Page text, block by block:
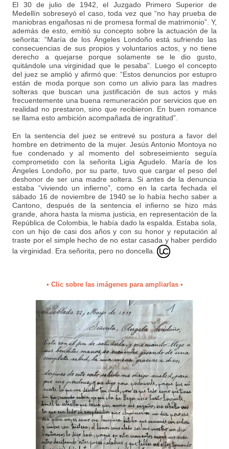
El 30 de julio de 1942, el Juzgado Primero Superior de
Medellín sobreseyó el caso, toda vez que “no hay prueba de
maniobras engañosas ni de promesa formal de matrimonio”. Y,
además de esto, emitió su concepto sobre la actuación de la
señorita: “María de los Ángeles Londoño está sufriendo las
consecuencias de sus propios y voluntarios actos, y no tiene
derecho a quejarse porque solamente se le dio gusto,
quitándole una virginidad que le pesaba”. Luego el concepto
del juez se amplió y afirmó que: “Estos denuncios por estupro
están de moda porque son como un alivio para las madres
solteras que buscan una justificación de sus actos y más
frecuentemente una buena remuneración por servicios que en
realidad no prestaron, sino que recibieron. En buen romance
se llama esto ambición acompañada de ingratitud”.
En la sentencia del juez se entrevé su postura a favor del
hombre en detrimento de la mujer. Jesús Antonio Montoya no
fue condenado y al momento del sobreseimiento seguía
comprometido con la señorita Ligia Agudelo. María de los
Ángeles Londoño, por su parte, tuvo que cargar el peso del
deshonor de ser una madre soltera. Si antes de la denuncia
estaba “viviendo un infierno”, como en la carta fechada el
sábado 16 de noviembre de 1940 se lo había hecho saber a
Cantono, después de la sentencia el infierno se hizo más
grande, ahora hasta la misma justicia, en representación de la
República de Colombia, le había dado la espalda. Estaba sola,
con un hijo de casi dos años y con su honor y reputación al
traste por el simple hecho de no estar casada y haber perdido
la virginidad. Era señorita, pero no doncella.
• Clic sobre las imágenes para ampliarlas •